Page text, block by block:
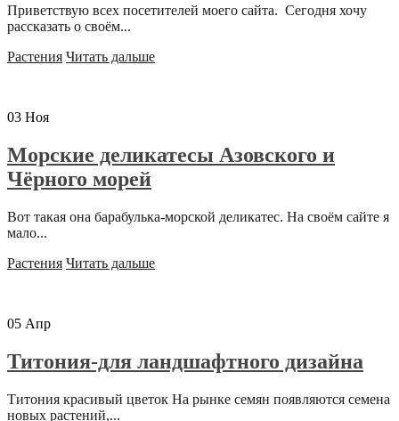
Приветствую всех посетителей моего сайта. Сегодня хочу
рассказать о своём...
Растения Читать дальше
03 Ноя
Морские деликатесы Азовского и
Чёрного морей
Вот такая она барабулька-морской деликатес. На своём сайте я
мало...
Растения Читать дальше
05 Апр
Титония-для ландшафтного дизайна
Титония красивый цветок На рынке семян появляются семена
новых растений,...